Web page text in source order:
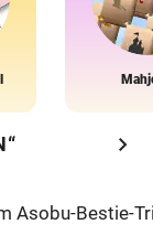
chevron_right